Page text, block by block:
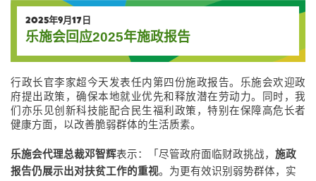
2025年9月17日
乐施会回应2025年施政报告
行政长官李家超今天发表任内第四份施政报告。乐施会欢迎政
府提出政策，确保本地就业优先和释放潜在劳动力。同时，我
们亦乐见创新科技能配合民生福利政策，特别在保障高危长者
健康方面，以改善脆弱群体的生活质素。
乐施会代理总裁邓智辉表示：「尽管政府面临财政挑战， 施政
报告仍展示出对扶贫工作的重视。为更有效识别弱势群体，实